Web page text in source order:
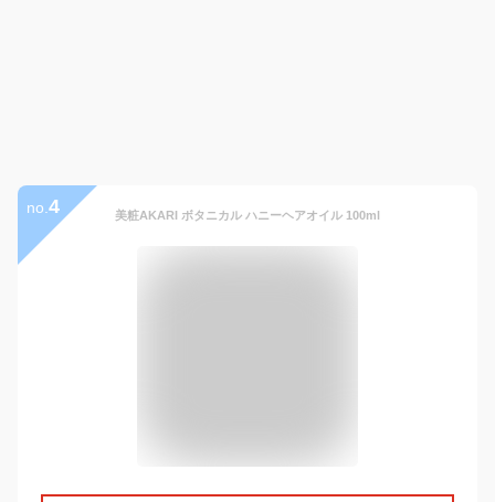
no. 4 美粧AKARI ボタニカル ハニーヘアオイル 100ml